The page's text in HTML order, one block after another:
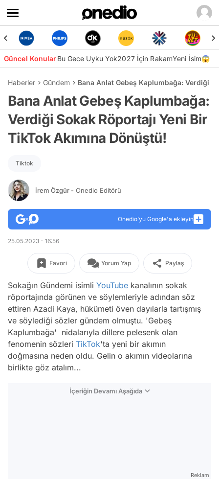
Güncel KonularBu Gece Uyku Yok2027 İçin RakamYeni İsim😱
Haberler Gündem Bana Anlat Gebeş Kaplumbağa: Verdiği
Bana Anlat Gebeş Kaplumbağa:
Verdiği Sokak Röportajı Yeni Bir
TikTok Akımına Dönüştü!
Tiktok
İrem Özgür - Onedio Editörü
Onedio’yu Google'a ekleyin
25.05.2023 - 16:56
Favori Yorum Yap Paylaş
Sokağın Gündemi isimli YouTube kanalının sokak
röportajında görünen ve söylemleriyle adından söz
ettiren Azadi Kaya, hükümeti öven dayılarla tartışmış
ve söylediği sözler gündem olmuştu. 'Gebeş
Kaplumbağa' nidalarıyla dillere pelesenk olan
fenomenin sözleri TikTok'ta yeni bir akımın
doğmasına neden oldu. Gelin o akımın videolarına
birlikte göz atalım...
İçeriğin Devamı Aşağıda
Reklam